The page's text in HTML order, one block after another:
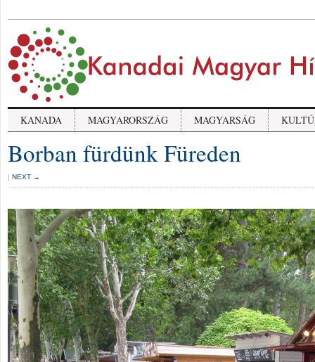
KANADA MAGYARORSZÁG MAGYARSÁG
Borban fürdünk Füreden
| NEXT →